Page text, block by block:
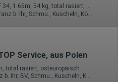
24 Jahre, 75B, KF 34, 1.65m, 54 kg, total rasiert, deutsch
Service, aus Polen
total rasiert, osteuropäisch
ZK, 69, GF6, Franz b. Ihr, BV, Schmu., Kuscheln, Körperküs.